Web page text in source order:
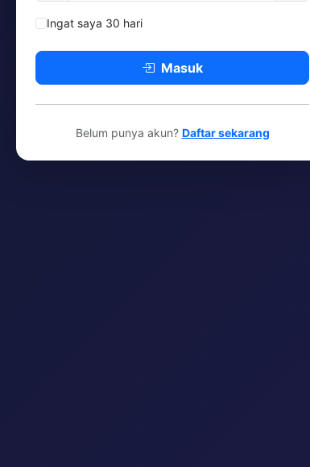
Ingat saya 30 hari
Masuk
Belum punya akun? Daftar sekarang